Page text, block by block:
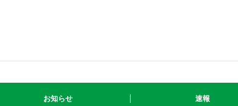
お知らせ 速報